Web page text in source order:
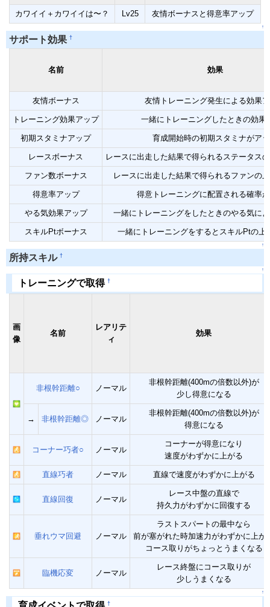
カワイイ＋カワイイは〜？ Lv25 友情ボーナスと得意率アップ
↑
サポート効果 †
名前 効果
友情ボーナス 友情トレーニング発生による効果
トレーニング効果アップ 一緒にトレーニングしたときの効果
初期スタミナアップ 育成開始時の初期スタミナがア
レースボーナス レースに出走した結果で得られるステータス
ファン数ボーナス レースに出走した結果で得られるファンの
得意率アップ 得意トレーニングに配置される確率
やる気効果アップ 一緒にトレーニングをしたときのやる気に
スキルPtボーナス 一緒にトレーニングをするとスキルPtの上
↑
所持スキル †
↑
トレーニングで取得 †
画
像
名前
レアリテ
ィ
効果
非根幹距離○ ノーマル
非根幹距離(400mの倍数以外)が
少し得意になる
→ 非根幹距離◎ ノーマル
非根幹距離(400mの倍数以外)が
得意になる
コーナー巧者○ ノーマル
コーナーが得意になり
速度がわずかに上がる
直線巧者 ノーマル 直線で速度がわずかに上がる
直線回復 ノーマル
レース中盤の直線で
持久力がわずかに回復する
垂れウマ回避 ノーマル
ラストスパートの最中なら
前が塞がれた時加速力がわずかに上が
コース取りがちょっとうまくなる
臨機応変 ノーマル
レース終盤にコース取りが
少しうまくなる
↑
†